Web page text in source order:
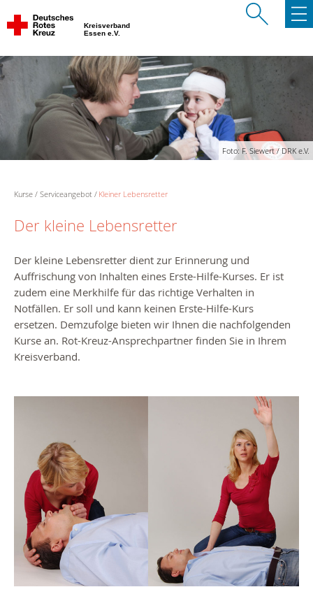
Kreisverband
Essen e.V.
Foto: F. Siewert / DRK e.V.
Kurse Serviceangebot Kleiner Lebensretter
Der kleine Lebensretter
Der kleine Lebensretter dient zur Erinnerung und
Auffrischung von Inhalten eines Erste-Hilfe-Kurses. Er ist
zudem eine Merkhilfe für das richtige Verhalten in
Notfällen. Er soll und kann keinen Erste-Hilfe-Kurs
ersetzen. Demzufolge bieten wir Ihnen die nachfolgenden
Kurse an. Rot-Kreuz-Ansprechpartner finden Sie in Ihrem
Kreisverband.